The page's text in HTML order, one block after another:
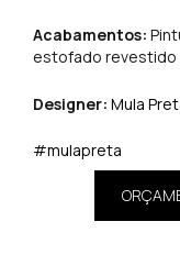
Acabamentos:
estofado revestido
Designer: Mula
#mulapreta